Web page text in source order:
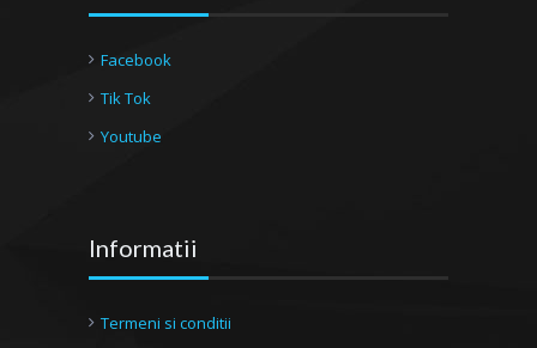
Facebook
Tik Tok
Youtube
Informatii
Termeni si conditii